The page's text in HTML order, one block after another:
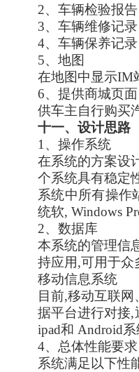
2、车辆检验报告
3、车辆维修记录
4、车辆保养记录
5、地图
在地图中显示IM
6、提供商城页面
供车主自行购买
十一、设计思路
1、操作系统
在系统的方案设
个系统具有稳定
系统中所有操作
统软, Windows
2、数据库
本系统的管理信
持应用,可用于众
移动信息系统
目前,移动互联
据平台进行对接,
ipad和 Android
4、总体性能要求
系统满足以下性